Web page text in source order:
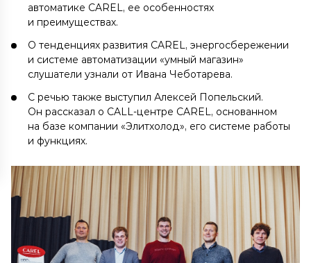
автоматике CAREL, ее особенностях
и преимуществах.
О тенденциях развития CAREL, энергосбережении
и системе автоматизации «умный магазин»
слушатели узнали от Ивана Чеботарева.
С речью также выступил Алексей Попельский.
Он рассказал о CALL-центре CAREL, основанном
на базе компании «Элитхолод», его системе работы
и функциях.